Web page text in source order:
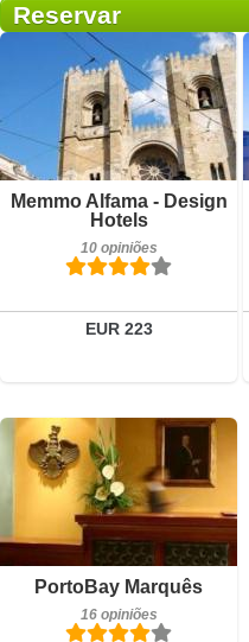
Reservar
Memmo Alfama - Design
Hotels
10 opiniões
EUR 223
10 opiniões
Detalhes
Reservar
PortoBay Marquês
16 opiniões
16 opiniões
Detalhes
Reservar